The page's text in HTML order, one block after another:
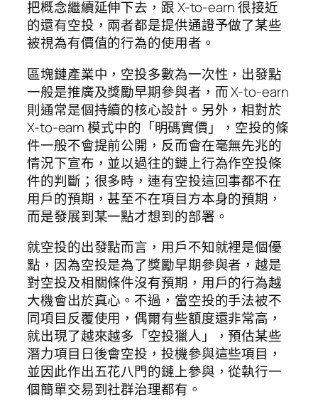
把概念繼續延伸下去，跟 X-to-earn 很接近
的還有空投，兩者都是提供通證予做了某些
被視為有價值的行為的使用者。
區塊鏈產業中，空投多數為一次性，出發點
一般是推廣及獎勵早期參與者，而 X-to-earn
則通常是個持續的核心設計。另外，相對於
X-to-earn 模式中的「明碼實價」，空投的條
件一般不會提前公開，反而會在毫無先兆的
情況下宣布，並以過往的鏈上行為作空投條
件的判斷；很多時，連有空投這回事都不在
用戶的預期，甚至不在項目方本身的預期，
而是發展到某一點才想到的部署。
就空投的出發點而言，用戶不知就裡是個優
點，因為空投是為了獎勵早期參與者，越是
對空投及相關條件沒有預期，用戶的行為越
大機會出於真心。不過，當空投的手法被不
同項目反覆使用，偶爾有些額度還非常高，
就出現了越來越多「空投獵人」，預估某些
潛力項目日後會空投，投機參與這些項目，
並因此作出五花八門的鏈上參與，從執行一
個簡單交易到社群治理都有。